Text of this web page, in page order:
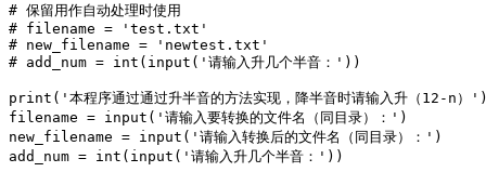
# 保留用作自动处理时使用
# filename = 'test.txt'
# new_filename = 'newtest.txt'
# add_num = int(input('请输入升几个半音：'))
print('本程序通过通过升半音的方法实现，降半音时请输入升（12-n）
filename = input('请输入要转换的文件名（同目录）：')
new_filename = input('请输入转换后的文件名（同目录）：')
add_num = int(input('请输入升几个半音：'))